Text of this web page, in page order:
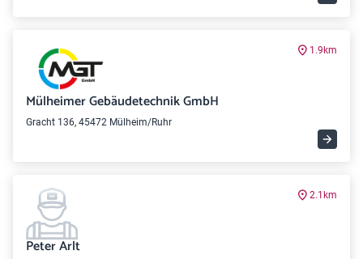
1.9km
Mülheimer Gebäudetechnik GmbH
Gracht 136, 45472 Mülheim/Ruhr
2.1km
Peter Arlt